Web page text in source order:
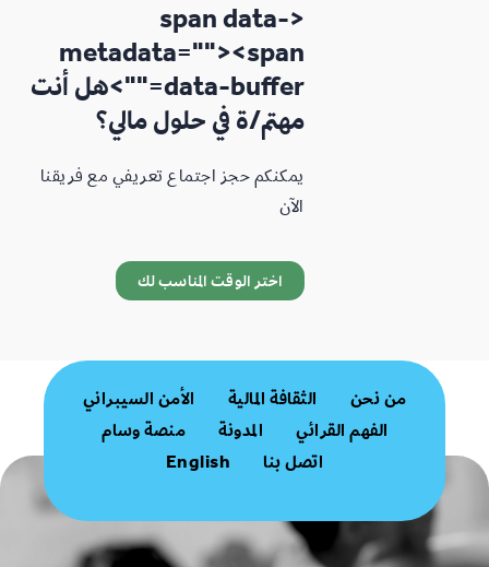
<span data-
metadata=""><span
data-buffer="
">هل أنت
مهتم/ة في حلول مالي؟
يمكنكم حجز اجتماع تعريفي مع فريقنا
الآن
اختر الوقت المناسب لك​
من نحن الثقافة المالية
الأمن السيبراني
الفهم القرائي
المدونة
منصة وسام
اتصل بنا
English